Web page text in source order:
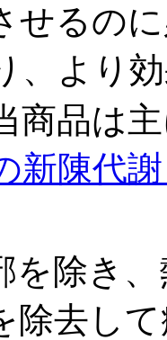
せるの
、より
商品は
新陳代
を除き
除去し